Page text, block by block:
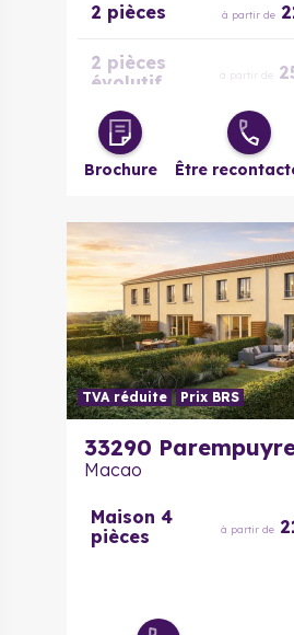
2 pièces à partir de
2 pièces
évolutif
à partir de
3 pièces à partir de
4 pièces à partir de
5 pièces à partir de
Brochure Être
TVA réduite Prix BRS
33290
Macao
Maison 4
pièces
à partir de